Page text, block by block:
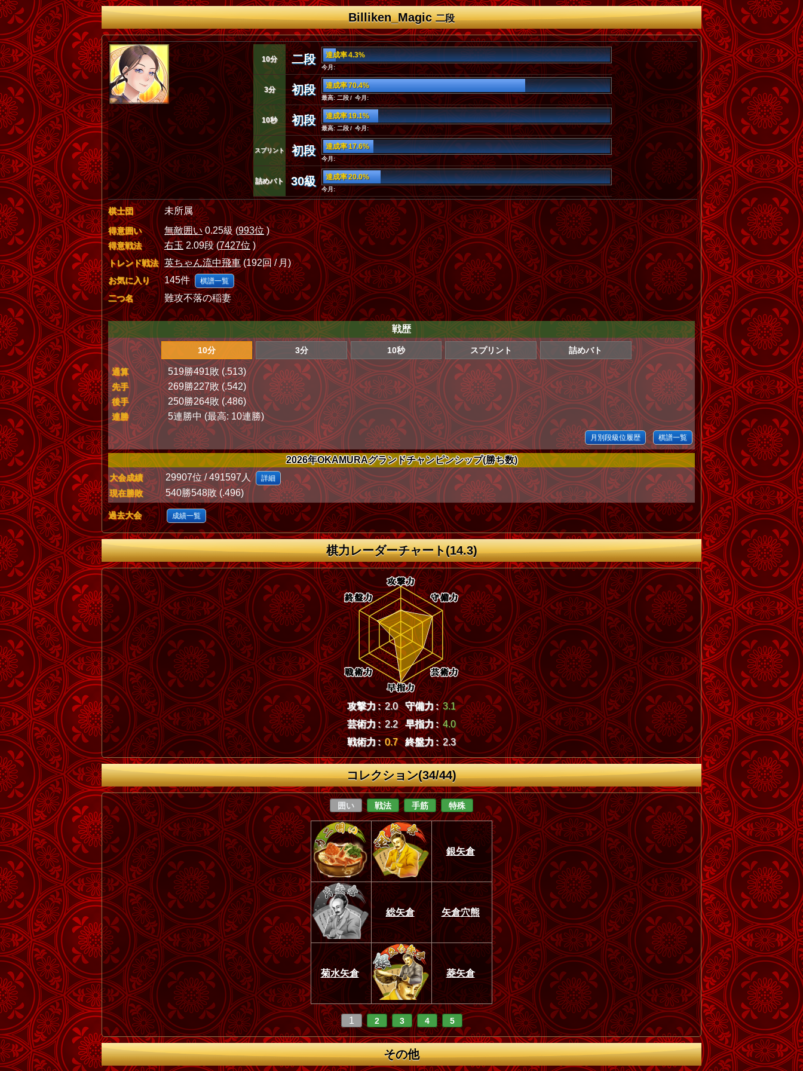
Billiken_Magic二段
10分 二段 達成率 4.3%
今月:
3分 初段 達成率 70.4%
最高: 二段 / 今月:
10秒 初段 達成率 19.1%
最高: 二段 / 今月:
スプリント 初段 達成率 17.6%
今月:
詰めバト 30級 達成率 20.0%
今月:
棋士団 未所属
得意囲い 無敵囲い0.25級 (993位)
得意戦法 右玉2.09段 (7427位 )
トレンド戦法 英ちゃん流中飛車(192回 / 月)
お気に入り 145件 棋譜一覧
二つ名 難攻不落の稲妻
戦歴
10分 3分 10秒 スプリント 詰めバト
通算 519勝491敗 (.513)
先手 269勝227敗 (.542)
後手 250勝264敗 (.486)
連勝 5連勝中 (最高: 10連勝)
月別段級位履歴 棋譜一覧
2026年OKAMURAグランドチャンピンシップ(勝ち数)
大会成績 29907位 / 491597人 詳細
現在勝敗 540勝548敗 (.496)
過去大会 成績一覧
棋力レーダーチャート(14.3)
攻撃力 : 2.0 守備力 : 3.1
芸術力 : 2.2 早指力 : 4.0
戦術力 : 0.7 終盤力 : 2.3
コレクション(34/44)
囲い 戦法 手筋 特殊
銀矢倉
総矢倉 矢倉穴熊
菊水矢倉 菱矢倉
1 2 3 4 5
その他